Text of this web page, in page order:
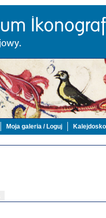
Moja galeria / Loguj